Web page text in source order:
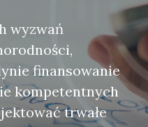
wyzwań
finansowanie
kompetentnych
trwałe